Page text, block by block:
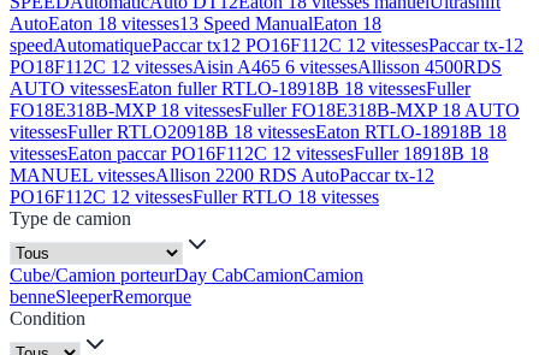
AutoEaton 18 vitesses13 Speed ManualEaton 18
speedAutomatiquePaccar tx12 PO16F112C 12 vitessesPaccar tx-12
PO18F112C 12 vitessesAisin A465 6 vitessesAllisson 4500RDS
AUTO vitessesEaton fuller RTLO-18918B 18 vitessesFuller
FO18E318B-MXP 18 vitessesFuller FO18E318B-MXP 18 AUTO
vitessesFuller RTLO20918B 18 vitessesEaton RTLO-18918B 18
vitessesEaton paccar PO16F112C 12 vitessesFuller 18918B 18
MANUEL vitessesAllison 2200 RDS AutoPaccar tx-12
PO16F112C 12 vitessesFuller RTLO 18 vitesses
Type de camion
Cube/Camion porteurDay CabCamionCamion
benneSleeperRemorque
Condition